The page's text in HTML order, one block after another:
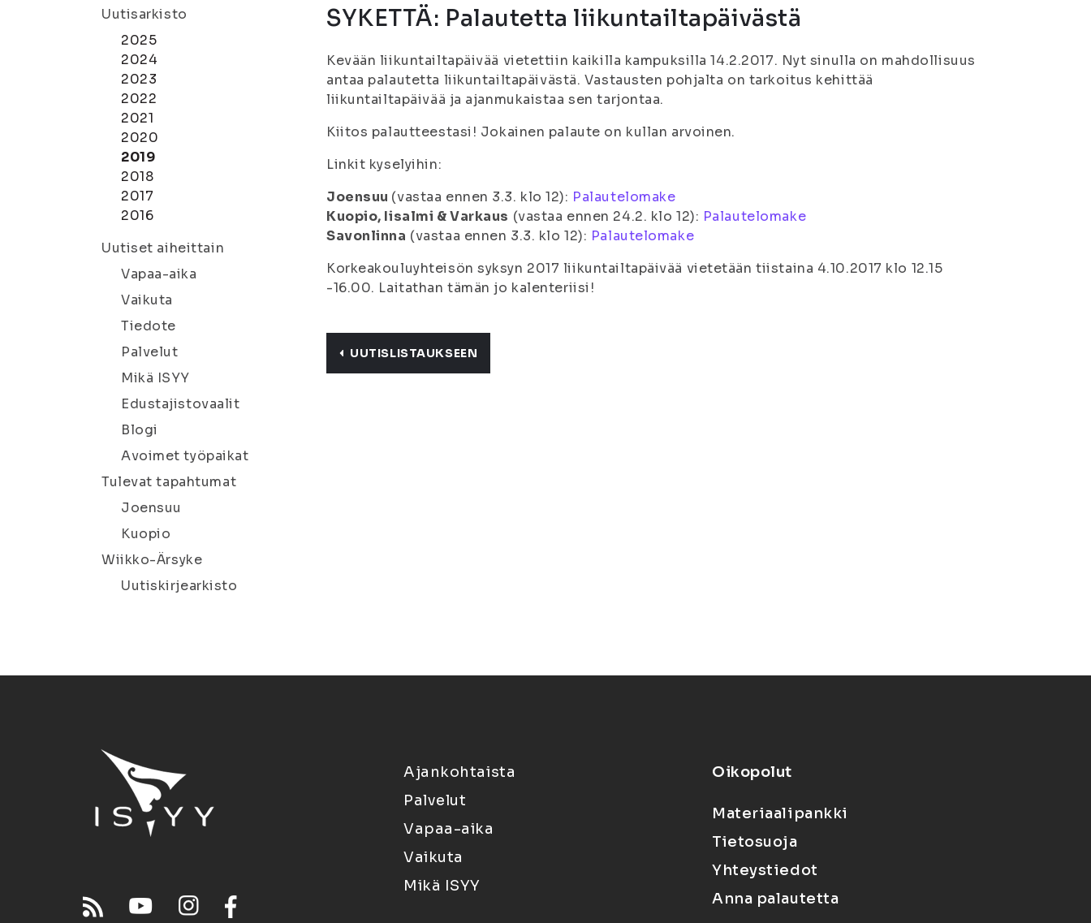
Uutisarkisto
2025
2024
2023
2022
2021
2020
2019
2018
2017
2016
Uutiset aiheittain
Vapaa-aika
Vaikuta
Tiedote
Palvelut
Mikä ISYY
Edustajistovaalit
Blogi
Avoimet työpaikat
Tulevat tapahtumat
Joensuu
Kuopio
Wiikko-Ärsyke
Uutiskirjearkisto
SYKETTÄ: Palautetta liikuntailtapäivästä
Kevään liikuntailtapäivää vietettiin kaikilla kampuksilla 14.2.2017. Nyt sinulla on mahdollisuus
antaa palautetta liikuntailtapäivästä. Vastausten pohjalta on tarkoitus kehittää
liikuntailtapäivää ja ajanmukaistaa sen tarjontaa.
Kiitos palautteestasi! Jokainen palaute on kullan arvoinen.
Linkit kyselyihin:
Joensuu (vastaa ennen 3.3. klo 12): Palautelomake
Kuopio, Iisalmi & Varkaus (vastaa ennen 24.2. klo 12): Palautelomake
Savonlinna (vastaa ennen 3.3. klo 12): Palautelomake
Korkeakouluyhteisön syksyn 2017 liikuntailtapäivää vietetään tiistaina 4.10.2017 klo 12.15
-16.00. Laitathan tämän jo kalenteriisi!
UUTISLISTAUKSEEN
Ajankohtaista
Palvelut
Vapaa-aika
Vaikuta
Mikä ISYY
Oikopolut
Materiaalipankki
Tietosuoja
Yhteystiedot
Anna palautetta